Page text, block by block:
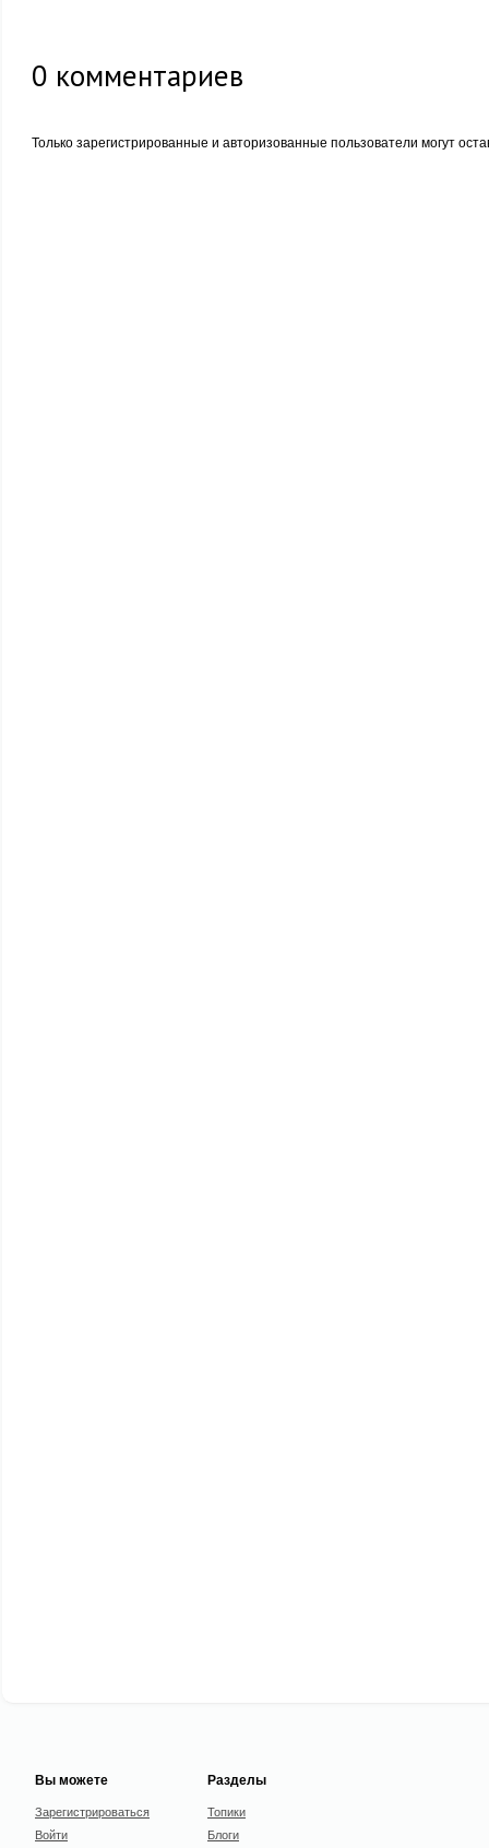
0 комментариев
Только зарегистрированные и авторизованные пользователи могут
Вы можете
Зарегистрироваться
Войти
Разделы
Топики
Блоги